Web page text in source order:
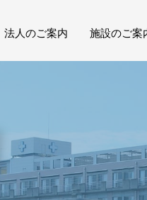
法人のご案内
沿革
ロゴについて
施設のご案
介護・福祉
目的別施設